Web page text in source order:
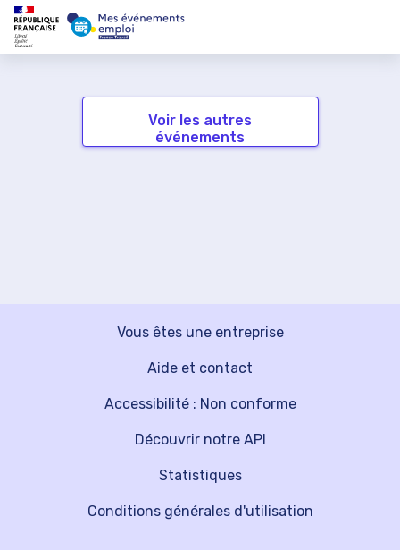
Voir les autres
événements
Vous êtes une entreprise
Découvrir notre API
Aide et contact
Statistiques
Accessibilité : Non conforme
Conditions générales d'utilisation